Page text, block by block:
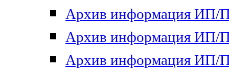
Архив информация ИП/
Архив информация ИП/
Архив информация ИП/